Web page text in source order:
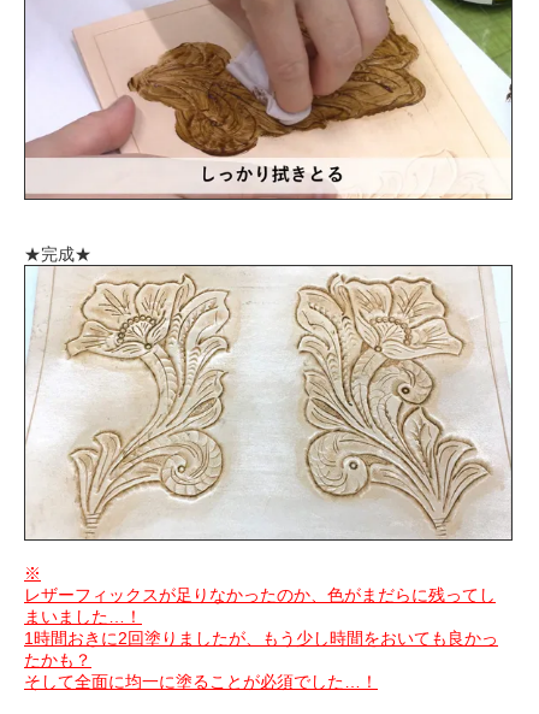
★完成★
※
レザーフィックスが足りなかったのか、色がまだらに残ってし
まいました…！
1時間おきに2回塗りましたが、もう少し時間をおいても良かっ
たかも？
そして全面に均一に塗ることが必須でした…！